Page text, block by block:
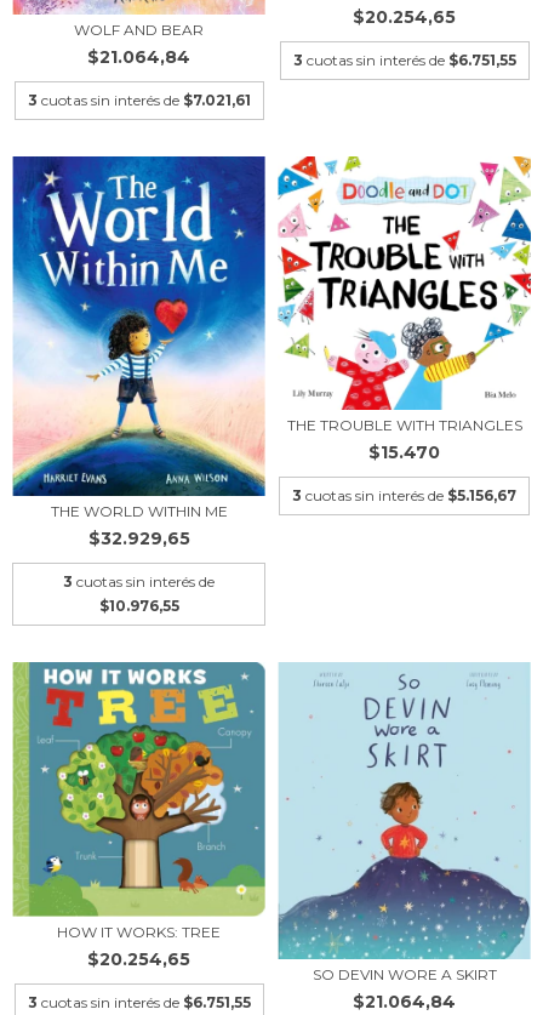
WOLF AND BEAR
$21.064,84
3 cuotas sin interés de $7.021,61
$20.254,65
3 cuotas sin interés de $6.751,55
THE WORLD WITHIN ME
$32.929,65
3 cuotas sin interés de
$10.976,55
THE TROUBLE WITH TRIANGLES
$15.470
3 cuotas sin interés de $5.156,67
HOW IT WORKS: TREE
$20.254,65
3 cuotas sin interés de $6.751,55
SO DEVIN WORE A SKIRT
$21.064,84